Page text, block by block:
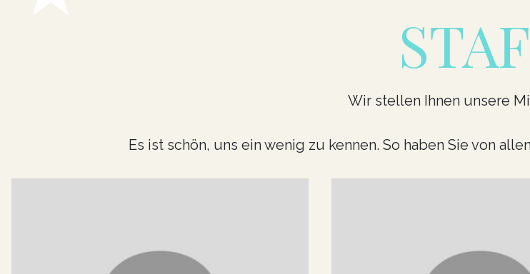
Wir stellen Ihnen unsere
Es ist schön, uns ein wenig zu kennen. So haben Sie von